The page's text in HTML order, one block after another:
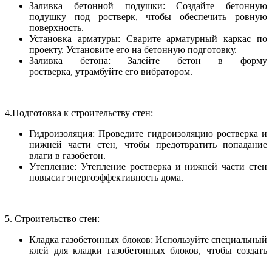
Заливка бетонной подушки: Создайте бетонную
подушку под ростверк, чтобы обеспечить ровную
поверхность.
Установка арматуры: Сварите арматурный каркас по
проекту. Установите его на бетонную подготовку.
Заливка бетона: Залейте бетон в форму
ростверка, утрамбуйте его вибратором.
4.Подготовка к строительству стен:
Гидроизоляция: Проведите гидроизоляцию ростверка и
нижней части стен, чтобы предотвратить попадание
влаги в газобетон.
Утепление: Утепление ростверка и нижней части стен
повысит энергоэффективность дома.
5. Строительство стен:
Кладка газобетонных блоков: Используйте специальный
клей для кладки газобетонных блоков, чтобы создать